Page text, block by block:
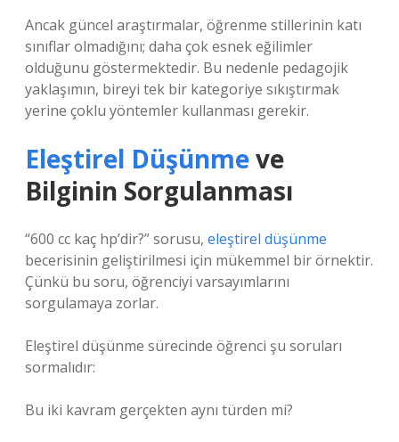
Ancak güncel araştırmalar, öğrenme stillerinin katı
sınıflar olmadığını; daha çok esnek eğilimler
olduğunu göstermektedir. Bu nedenle pedagojik
yaklaşımın, bireyi tek bir kategoriye sıkıştırmak
yerine çoklu yöntemler kullanması gerekir.
Eleştirel Düşünmeve
Bilginin Sorgulanması
“600 cc kaç hp’dir?” sorusu, eleştirel düşünme
becerisinin geliştirilmesi için mükemmel bir örnektir.
Çünkü bu soru, öğrenciyi varsayımlarını
sorgulamaya zorlar.
Eleştirel düşünme sürecinde öğrenci şu soruları
sormalıdır:
Bu iki kavram gerçekten aynı türden mi?